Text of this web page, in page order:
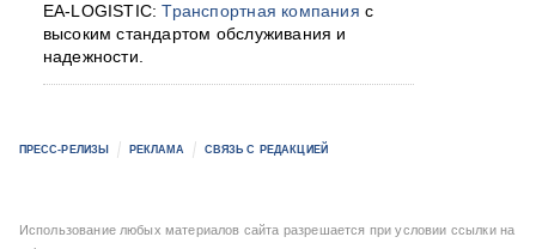
EA-LOGISTIC:Транспортная компания с
высоким стандартом обслуживания и
надежности.
ПРЕСС-РЕЛИЗЫ РЕКЛАМА СВЯЗЬ С РЕДАКЦИЕЙ
Использование любых материалов сайта разрешается при условии ссылки на